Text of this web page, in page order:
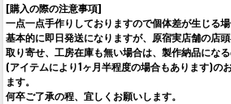
[購入の際の注意事項]
一点一点手作りしておりますので個体差が生じる場
基本的に即日発送になりますが、原宿実店舗の店
取り寄せ、工房在庫も無い場合は、製作納品にな
(アイテムにより1ヶ月半程度の場合もあります)の
ます。
何卒ご了承の程、宜しくお願いします。